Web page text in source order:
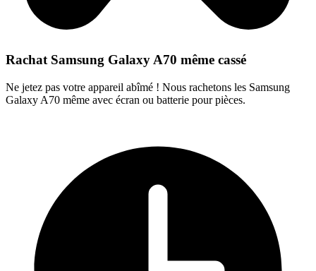
Rachat Samsung Galaxy A70 même cassé
Ne jetez pas votre appareil abîmé ! Nous rachetons les Samsung
Galaxy A70 même avec écran ou batterie pour pièces.